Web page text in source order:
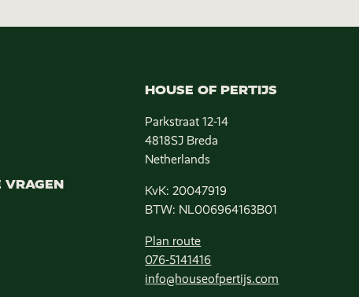
VRAGEN
HOUSE OF PERTIJS
Parkstraat 12-14
4818SJ Breda
Netherlands
KvK: 20047919
BTW: NL006964163B01
Plan route
076-5141416
info@houseofpertijs.com